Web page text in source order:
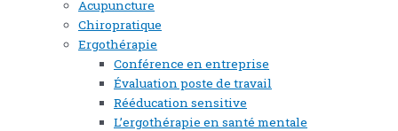
Acupuncture
Chiropratique
Ergothérapie
Conférence en entreprise
Évaluation poste de travail
Rééducation sensitive
L’ergothérapie en santé mentale